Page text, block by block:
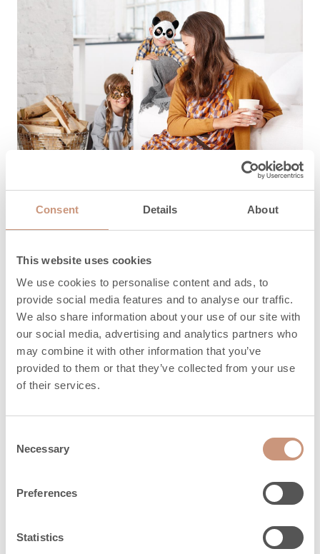
Consent Details About
This website uses cookies
We use cookies to personalise content and ads, to
provide social media features and to analyse our traffic.
We also share information about your use of our site with
our social media, advertising and analytics partners who
may combine it with other information that you’ve
provided to them or that they’ve collected from your use
of their services.
Selection
Necessary
Preferences
Statistics
PALVELUT
Tarjoamme palvelut
tarpeidesi mukaan
Panostamme palvelun helppouteen. Tulitikut
käteen -lupauksemme on merkki sinulle
LUE LISÄÄ